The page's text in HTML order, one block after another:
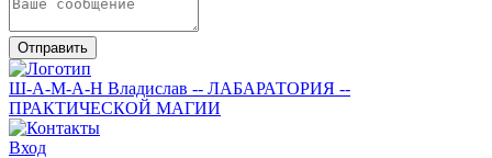
Отправить
Ш-А-М-А-Н Владислав -- ЛАБАРАТОРИЯ --
ПРАКТИЧЕСКОЙ МАГИИ
Вход